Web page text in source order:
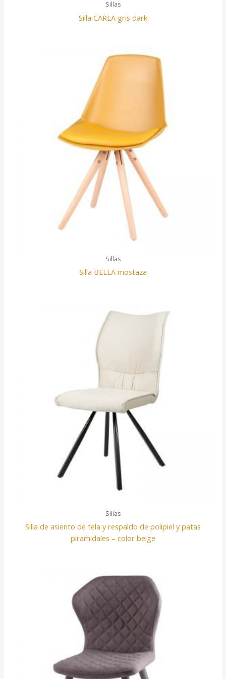
Sillas
Silla CARLA gris dark
Sillas
Silla BELLA mostaza
Sillas
Silla de asiento de tela y respaldo de polipiel y patas
piramidales – color beige